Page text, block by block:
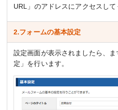
URL」のアドレスにアクセスして
2.フォームの基本設定
設定画面が表示されましたら、
定」を行います。